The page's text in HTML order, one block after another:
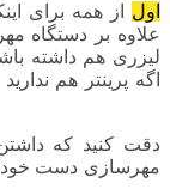
اول از همه برای
علاوه بر دستگاه
لیزری هم داشته
اگه پرینتر هم
دقت کنید که
مهرسازی دست